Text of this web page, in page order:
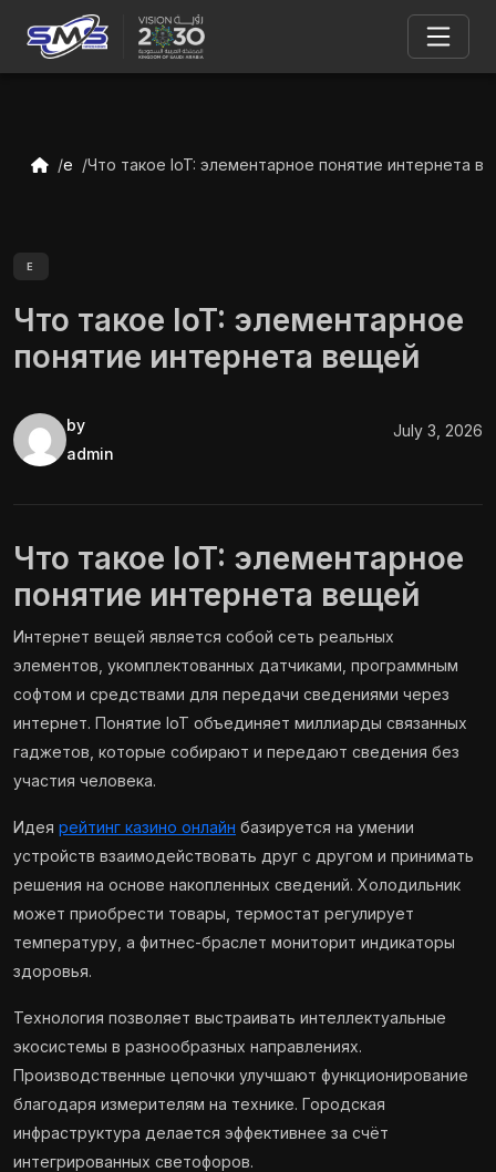
e Что такое IoT: элементарное понятие интернета
E
Что такое IoT: элементарное
понятие интернета вещей
by
admin
July 3, 2026
Что такое IoT: элементарное
понятие интернета вещей
Интернет вещей является собой сеть реальных
элементов, укомплектованных датчиками, программным
софтом и средствами для передачи сведениями через
интернет. Понятие IoT объединяет миллиарды связанных
гаджетов, которые собирают и передают сведения без
участия человека.
Идея рейтинг казино онлайн базируется на умении
устройств взаимодействовать друг с другом и принимать
решения на основе накопленных сведений. Холодильник
может приобрести товары, термостат регулирует
температуру, а фитнес-браслет мониторит индикаторы
здоровья.
Технология позволяет выстраивать интеллектуальные
экосистемы в разнообразных направлениях.
Производственные цепочки улучшают функционирование
благодаря измерителям на технике. Городская
инфраструктура делается эффективнее за счёт
интегрированных светофоров.